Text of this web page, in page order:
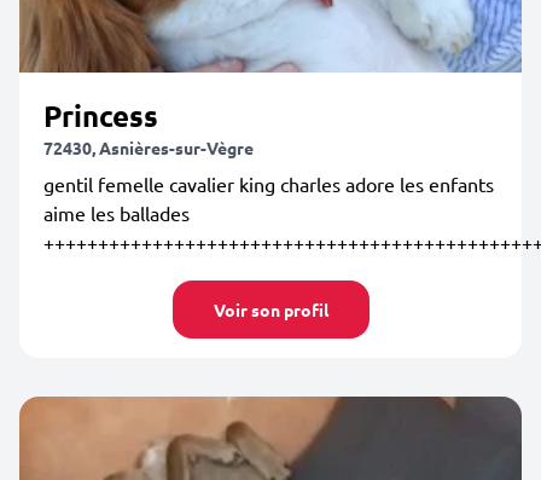
Princess
72430, Asnières-sur-Vègre
gentil femelle cavalier king charles adore les enfants
aime les ballades
Voir son profil